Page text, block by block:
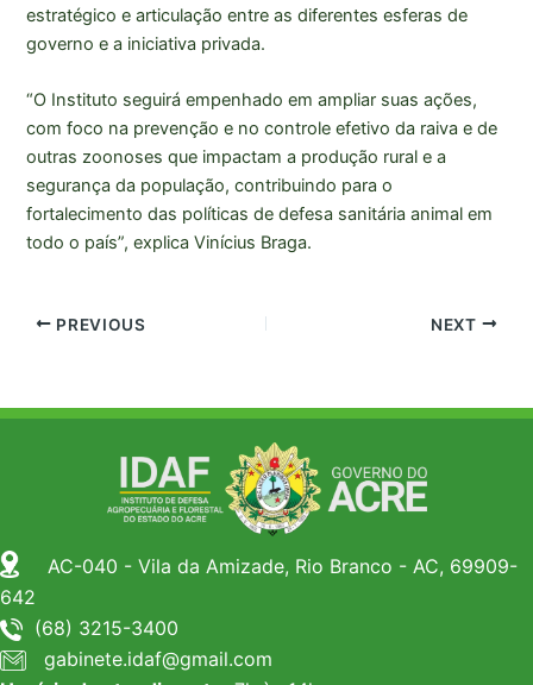
estratégico e articulação entre as diferentes esferas de
governo e a iniciativa privada.
“O Instituto seguirá empenhado em ampliar suas ações,
com foco na prevenção e no controle efetivo da raiva e de
outras zoonoses que impactam a produção rural e a
segurança da população, contribuindo para o
fortalecimento das políticas de defesa sanitária animal em
todo o país”, explica Vinícius Braga.
PREVIOUS NEXT
AC-040 - Vila da Amizade, Rio Branco - AC, 69909-
642
(68) 3215-3400
gabinete.idaf@gmail.com